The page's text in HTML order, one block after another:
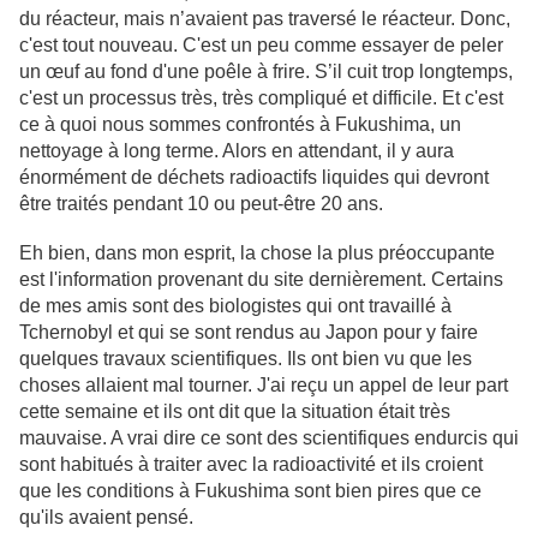
du réacteur, mais n’avaient pas traversé le réacteur. Donc,
c'est tout nouveau. C'est un peu comme essayer de peler
un œuf au fond d'une poêle à frire. S’il cuit trop longtemps,
c'est un processus très, très compliqué et difficile. Et c'est
ce à quoi nous sommes confrontés à Fukushima, un
nettoyage à long terme. Alors en attendant, il y aura
énormément de déchets radioactifs liquides qui devront
être traités pendant 10 ou peut-être 20 ans.
Eh bien, dans mon esprit, la chose la plus préoccupante
est l'information provenant du site dernièrement. Certains
de mes amis sont des biologistes qui ont travaillé à
Tchernobyl et qui se sont rendus au Japon pour y faire
quelques travaux scientifiques. Ils ont bien vu que les
choses allaient mal tourner. J'ai reçu un appel de leur part
cette semaine et ils ont dit que la situation était très
mauvaise. A vrai dire ce sont des scientifiques endurcis qui
sont habitués à traiter avec la radioactivité et ils croient
que les conditions à Fukushima sont bien pires que ce
qu'ils avaient pensé.